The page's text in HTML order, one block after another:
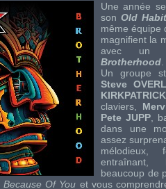
Une année
son Old
même équipe
magnifient la
avec un
Brotherhood
Un groupe
Steve
KIRKPATRICK
claviers,
Pete JUPP,
dans une
assez
entraînant,
beaucoup de
Because Of You et vous